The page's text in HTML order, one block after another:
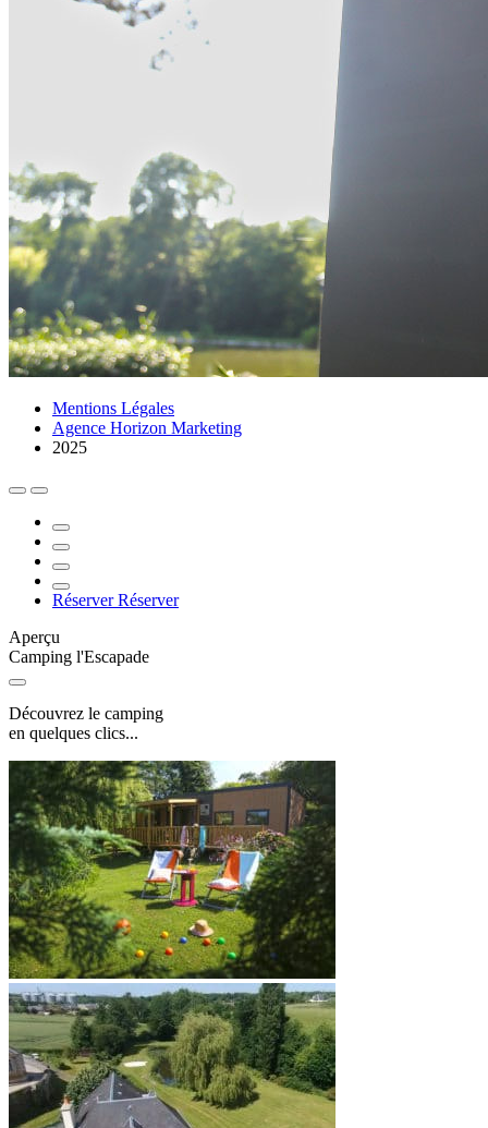
Mentions Légales
Agence Horizon Marketing
2025
Réserver Réserver
Aperçu
Camping l'Escapade
Découvrez le camping
en quelques clics...